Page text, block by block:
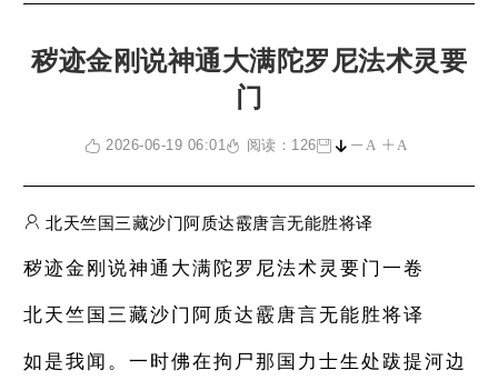
秽迹金刚说神通大满陀罗尼法术灵要
门
2026-06-19 06:01 阅读：126 A A
北天竺国三藏沙门阿质达霰唐言无能胜将译
秽迹金刚说神通大满陀罗尼法术灵要门一卷
北天竺国三藏沙门阿质达霰唐言无能胜将译
如是我闻。一时佛在拘尸那国力士生处跋提河边